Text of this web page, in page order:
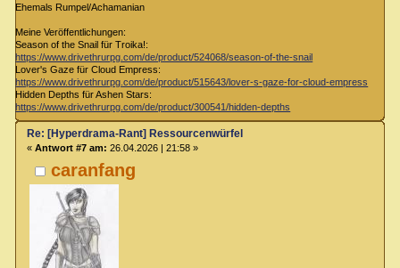
Ehemals Rumpel/Achamanian
Meine Veröffentlichungen:
Season of the Snail für Troika!:
https://www.drivethrurpg.com/de/product/524068/season-of-the-snail
Lover's Gaze für Cloud Empress:
https://www.drivethrurpg.com/de/product/515643/lover-s-gaze-for-cloud-empress
Hidden Depths für Ashen Stars:
https://www.drivethrurpg.com/de/product/300541/hidden-depths
caranfang
Re: [Hyperdrama-Rant] Ressourcenwürfel
« Antwort #7 am: 26.04.2026 | 21:58 »